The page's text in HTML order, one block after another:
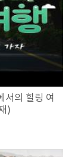
서의 힐링 여
)